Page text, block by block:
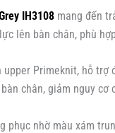
IH3108 mang đến
lên bàn chân, phù
upper Primeknit, hỗ
chân, giảm nguy cơ
phục nhờ màu xám